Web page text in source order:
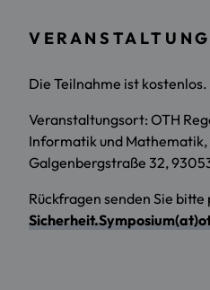
Die Teilnahme ist kostenlos.
Veranstaltungsort: OTH
Informatik und Mathematik,
Galgenbergstraße 32,
Rückfragen senden Sie bitte